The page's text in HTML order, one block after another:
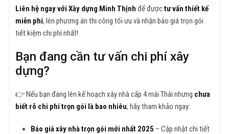
Liên hệ ngay với Xây dựng Minh Thịnh để đượctư vấn thiết kế
miễn phí, lên phương án thi công tối ưu và nhận báo giá trọn gói
tiết kiệm chi phí nhất!
Bạn đang cần tư vấn chi phí xây
dựng?
👉 Nếu bạn đang lên kế hoạch xây nhà cấp 4 mái Thái nhưng chưa
biết rõ chi phí trọn gói là bao nhiêu, hãy tham khảo ngay:
Báo giá xây nhà trọn gói mới nhất 2025 – Cập nhật chi tiết